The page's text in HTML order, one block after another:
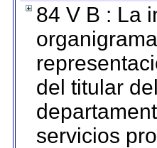
84 V B : La
del titular
servicios